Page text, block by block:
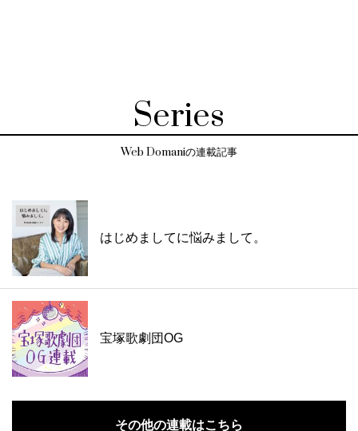
Series
Web Domaniの連載記事
はじめましてに悩みまして。
宝塚歌劇団OG
その他の連載はこちら